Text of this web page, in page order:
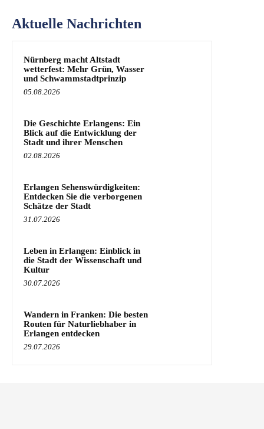
Aktuelle Nachrichten
Nürnberg macht Altstadt
wetterfest: Mehr Grün, Wasser
und Schwammstadtprinzip
05.08.2026
Die Geschichte Erlangens: Ein
Blick auf die Entwicklung der
Stadt und ihrer Menschen
02.08.2026
Erlangen Sehenswürdigkeiten:
Entdecken Sie die verborgenen
Schätze der Stadt
31.07.2026
Leben in Erlangen: Einblick in
die Stadt der Wissenschaft und
Kultur
30.07.2026
Wandern in Franken: Die besten
Routen für Naturliebhaber in
Erlangen entdecken
29.07.2026